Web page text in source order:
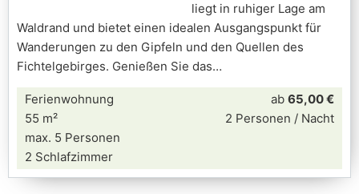
liegt in ruhiger Lage am
Waldrand und bietet einen idealen Ausgangspunkt für
Wanderungen zu den Gipfeln und den Quellen des
Fichtelgebirges. Genießen Sie das
Ferienwohnung
55 m²
max. 5 Personen
2 Schlafzimmer
ab 65,00 €
2 Personen / Nacht